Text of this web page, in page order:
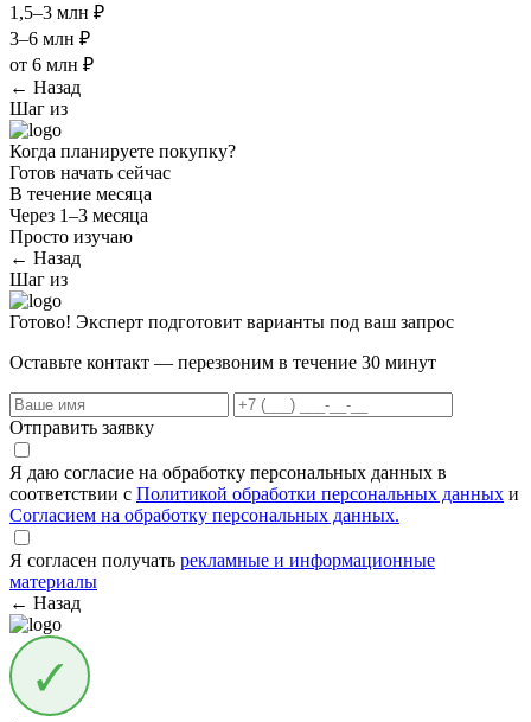
1,5–3 млн ₽
3–6 млн ₽
от 6 млн ₽
← Назад
Шаг из
Когда планируете покупку?
Готов начать сейчас
В течение месяца
Через 1–3 месяца
Просто изучаю
← Назад
Шаг из
Готово! Эксперт подготовит варианты под ваш запрос
Оставьте контакт — перезвоним в течение 30 минут
Отправить заявку
Я даю согласие на обработку персональных данных в
соответствии с Политикой обработки персональных данных и
Согласием на обработку персональных данных.
Я согласен получать рекламные и информационные
материалы
← Назад